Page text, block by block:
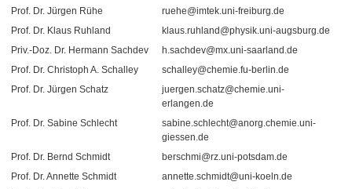
Prof. Dr. Jürgen Rühe
ruehe@imtek.uni-freiburg.de
Prof. Dr. Klaus Ruhland
klaus.ruhland@physik.uni-augsburg.de
Priv.-Doz. Dr. Hermann Sachdev
h.sachdev@mx.uni-saarland.de
Prof. Dr. Christoph A. Schalley
schalley@chemie.fu-berlin.de
Prof. Dr. Jürgen Schatz
juergen.schatz@chemie.uni-
erlangen.de
Prof. Dr. Sabine Schlecht
sabine.schlecht@anorg.chemie.uni-
giessen.de
Prof. Dr. Bernd Schmidt
berschmi@rz.uni-potsdam.de
Prof. Dr. Annette Schmidt
annette.schmidt@uni-koeln.de